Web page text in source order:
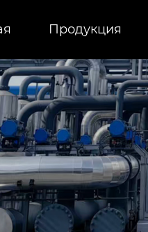
Продукция